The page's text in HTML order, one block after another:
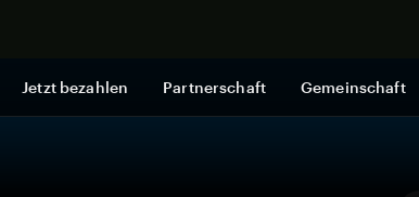
Jetzt bezahlen Partnerschaft Gemeinschaft